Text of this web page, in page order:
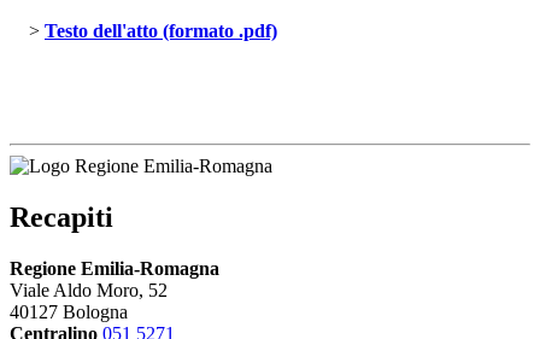
> Testo dell'atto (formato .pdf)
Recapiti
Regione Emilia-Romagna
Viale Aldo Moro, 52
40127 Bologna
Centralino 051 5271